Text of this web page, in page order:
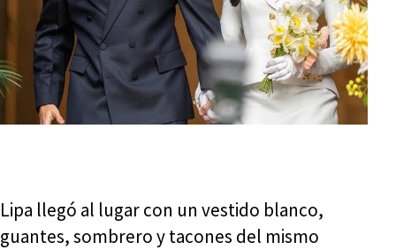
Lipa llegó al lugar con un vestido blanco,
guantes, sombrero y tacones del mismo